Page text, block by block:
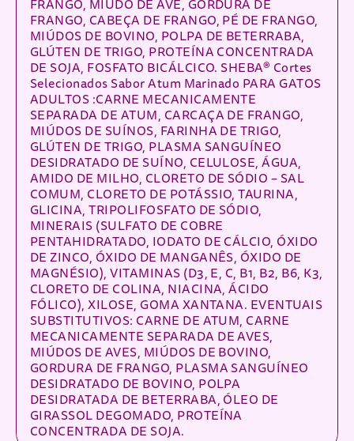
FRANGO, MIÚDO DE AVE, GORDURA DE
FRANGO, CABEÇA DE FRANGO, PÉ DE FRANGO,
MIÚDOS DE BOVINO, POLPA DE BETERRABA,
GLÚTEN DE TRIGO, PROTEÍNA CONCENTRADA
DE SOJA, FOSFATO BICÁLCICO. SHEBA® Cortes
Selecionados Sabor Atum Marinado PARA GATOS
ADULTOS :CARNE MECANICAMENTE
SEPARADA DE ATUM, CARCAÇA DE FRANGO,
MIÚDOS DE SUÍNOS, FARINHA DE TRIGO,
GLÚTEN DE TRIGO, PLASMA SANGUÍNEO
DESIDRATADO DE SUÍNO, CELULOSE, ÁGUA,
AMIDO DE MILHO, CLORETO DE SÓDIO – SAL
COMUM, CLORETO DE POTÁSSIO, TAURINA,
GLICINA, TRIPOLIFOSFATO DE SÓDIO,
MINERAIS (SULFATO DE COBRE
PENTAHIDRATADO, IODATO DE CÁLCIO, ÓXIDO
DE ZINCO, ÓXIDO DE MANGANÊS, ÓXIDO DE
MAGNÉSIO), VITAMINAS (D3, E, C, B1, B2, B6, K3,
CLORETO DE COLINA, NIACINA, ÁCIDO
FÓLICO), XILOSE, GOMA XANTANA. EVENTUAIS
SUBSTITUTIVOS: CARNE DE ATUM, CARNE
MECANICAMENTE SEPARADA DE AVES,
MIÚDOS DE AVES, MIÚDOS DE BOVINO,
GORDURA DE FRANGO, PLASMA SANGUÍNEO
DESIDRATADO DE BOVINO, POLPA
DESIDRATADA DE BETERRABA, ÓLEO DE
GIRASSOL DEGOMADO, PROTEÍNA
CONCENTRADA DE SOJA.